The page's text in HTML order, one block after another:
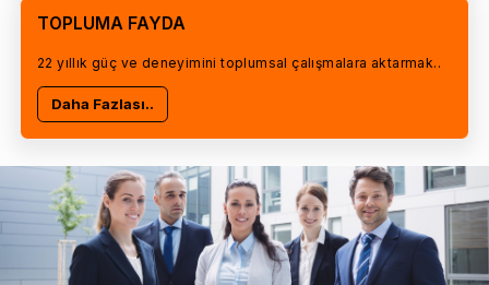
TOPLUMA FAYDA
22 yıllık güç ve deneyimini toplumsal çalışmalara aktarmak..
Daha Fazlası..